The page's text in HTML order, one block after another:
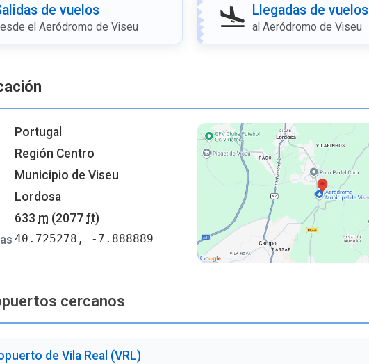
de vuelos
el Aeródromo de Viseu
Llegadas de vuelos
al Aeródromo de Viseu
Portugal
Región Centro
Municipio de Viseu
Lordosa
633 m (2077 ft)
40.725278, -7.888889
cercanos
de Vila Real (VRL)